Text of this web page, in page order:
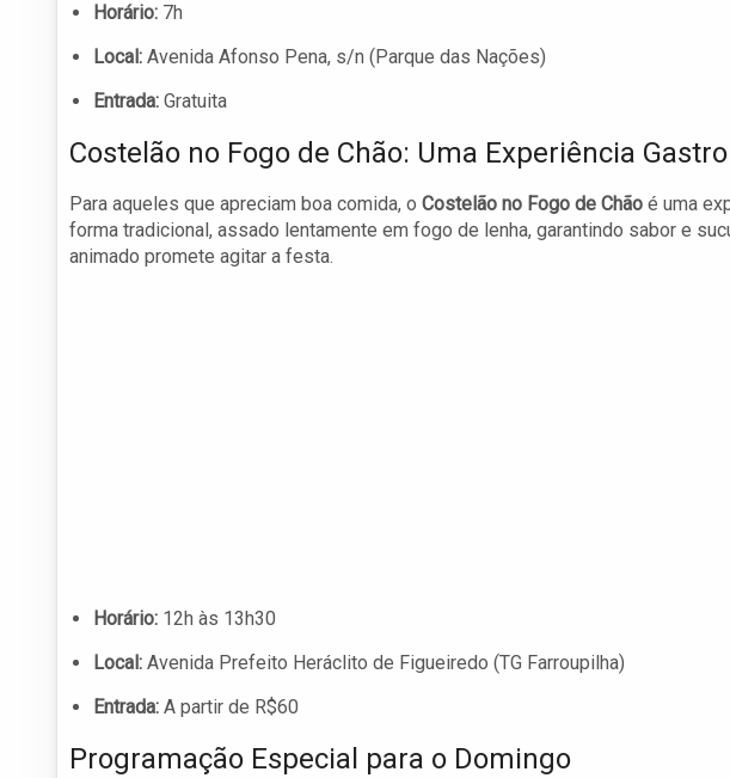
Horário: 7h
Local: Avenida Afonso Pena, s/n (Parque das Nações)
Entrada: Gratuita
Costelão no Fogo de Chão: Uma Experiência
Para aqueles que apreciam boa comida, o Costelão no Fogo de Chão é uma
forma tradicional, assado lentamente em fogo de lenha, garantindo sabor e
animado promete agitar a festa.
Horário: 12h às 13h30
Local: Avenida Prefeito Heráclito de Figueiredo (TG Farroupilha)
Entrada: A partir de R$60
Programação Especial para o Domingo